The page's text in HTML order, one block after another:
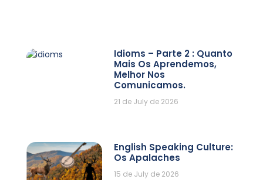
Idioms – Parte 2 : Quanto
Mais Os Aprendemos,
Melhor Nos
Comunicamos.
21 de July de 2026
English Speaking Culture:
Os Apalaches
15 de July de 2026